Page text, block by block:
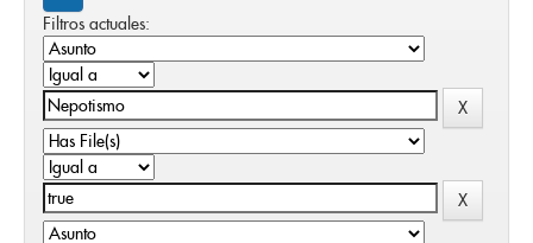
Filtros actuales: